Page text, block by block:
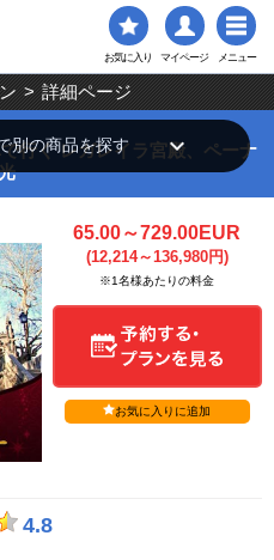
お気に入り マイページ メニュー
> 詳細ページ
行く レガレイラ宮殿、ペーナ
65.00～729.00EUR
(12,214～136,980円)
※1名様あたりの料金
お気に入りに追加
4.8
で別の商品を探すkeyboard_arrow_down